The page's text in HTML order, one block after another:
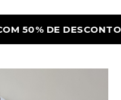
DE DESCONTO